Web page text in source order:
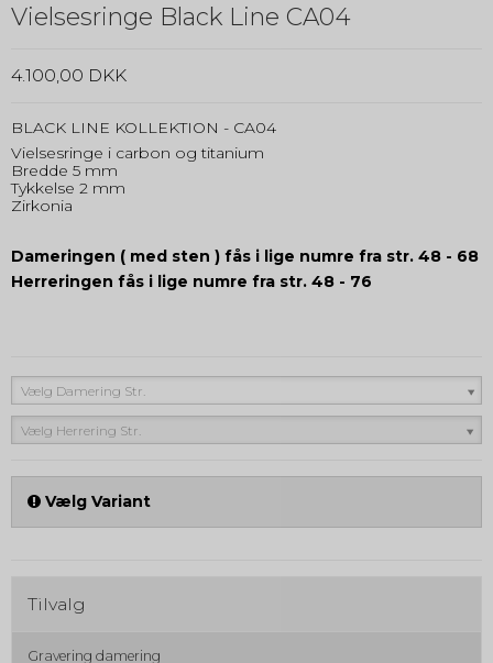
Vielsesringe Black Line CA04
4.100,00 DKK
BLACK LINE KOLLEKTION - CA04
Vielsesringe i carbon og titanium
Bredde 5 mm
Tykkelse 2 mm
Zirkonia
Dameringen ( med sten ) fås i lige numre fra str. 48 - 68
Herreringen fås i lige numre fra str. 48 - 76
Vælg Damering Str.
Vælg Herrering Str.
Vælg Variant
Tilvalg
Gravering damering